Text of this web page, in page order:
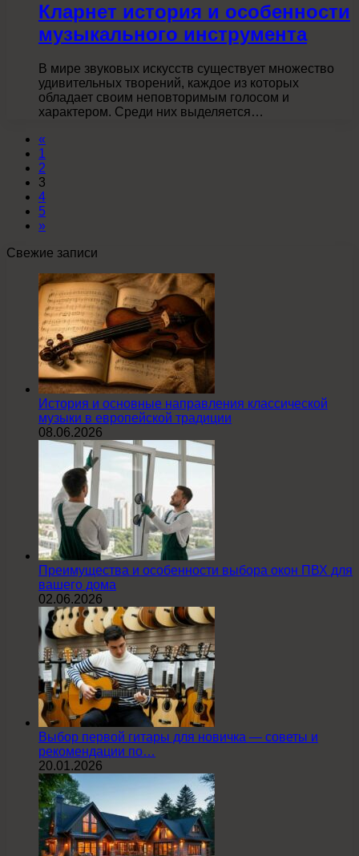
Кларнет история и особенности
музыкального инструмента
В мире звуковых искусств существует множество
удивительных творений, каждое из которых
обладает своим неповторимым голосом и
характером. Среди них выделяется…
«
1
2
3
4
5
»
Свежие записи
История и основные направления классической
музыки в европейской традиции
08.06.2026
Преимущества и особенности выбора окон ПВХ для
вашего дома
02.06.2026
Выбор первой гитары для новичка — советы и
рекомендации по…
20.01.2026